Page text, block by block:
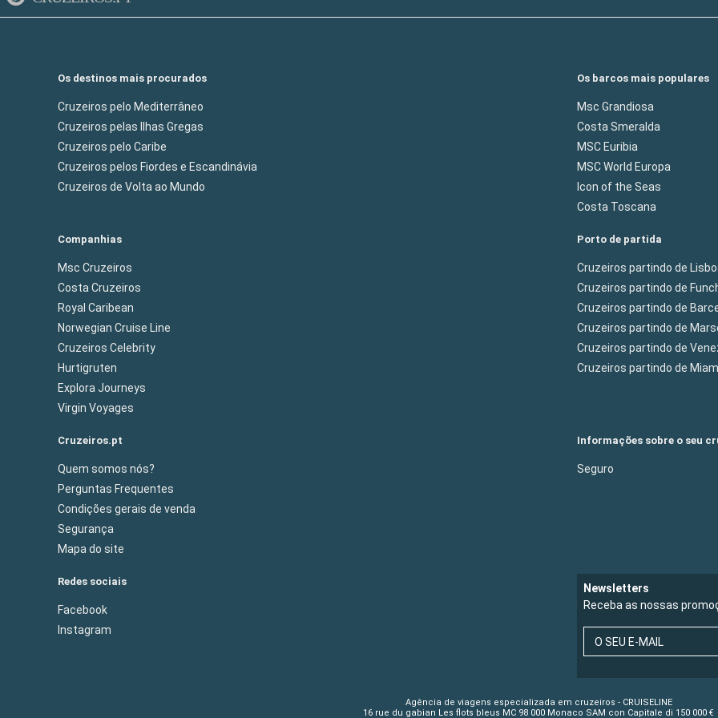
Os destinos mais procurados
Cruzeiros pelo Mediterrâneo
Cruzeiros pelas Ilhas Gregas
Cruzeiros pelo Caribe
Cruzeiros pelos Fiordes e Escandinávia
Cruzeiros de Volta ao Mundo
Os barcos mais populares
Msc Grandiosa
Costa Smeralda
MSC Euribia
MSC World Europa
Icon of the Seas
Costa Toscana
Companhias
Msc Cruzeiros
Costa Cruzeiros
Royal Caribean
Norwegian Cruise Line
Cruzeiros Celebrity
Hurtigruten
Explora Journeys
Virgin Voyages
Porto de partida
Cruzeiros partindo de
Cruzeiros partindo de
Cruzeiros partindo de
Cruzeiros partindo de
Cruzeiros partindo de
Cruzeiros partindo de Miam
Cruzeiros.pt
Quem somos nós?
Perguntas Frequentes
Condições gerais de venda
Segurança
Mapa do site
Informações sobre o seu
Seguro
Redes sociais
Facebook
Instagram
Newsletters
Receba as nossas
O SEU E-MAIL
Agência de viagens especializada em cruzeiros - CRUISELINE
16 rue du gabian Les flots bleus MC 98 000 Monaco SAM con Capitale di 150 000 €